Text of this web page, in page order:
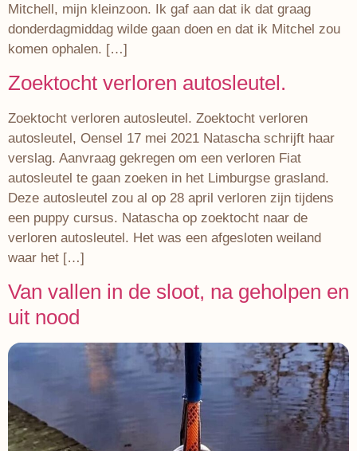
Mitchell, mijn kleinzoon. Ik gaf aan dat ik dat graag
donderdagmiddag wilde gaan doen en dat ik Mitchel zou
komen ophalen. […]
Zoektocht verloren autosleutel.
Zoektocht verloren autosleutel. Zoektocht verloren
autosleutel, Oensel 17 mei 2021 Natascha schrijft haar
verslag. Aanvraag gekregen om een verloren Fiat
autosleutel te gaan zoeken in het Limburgse grasland.
Deze autosleutel zou al op 28 april verloren zijn tijdens
een puppy cursus. Natascha op zoektocht naar de
verloren autosleutel. Het was een afgesloten weiland
waar het […]
Van vallen in de sloot, na geholpen en
uit nood